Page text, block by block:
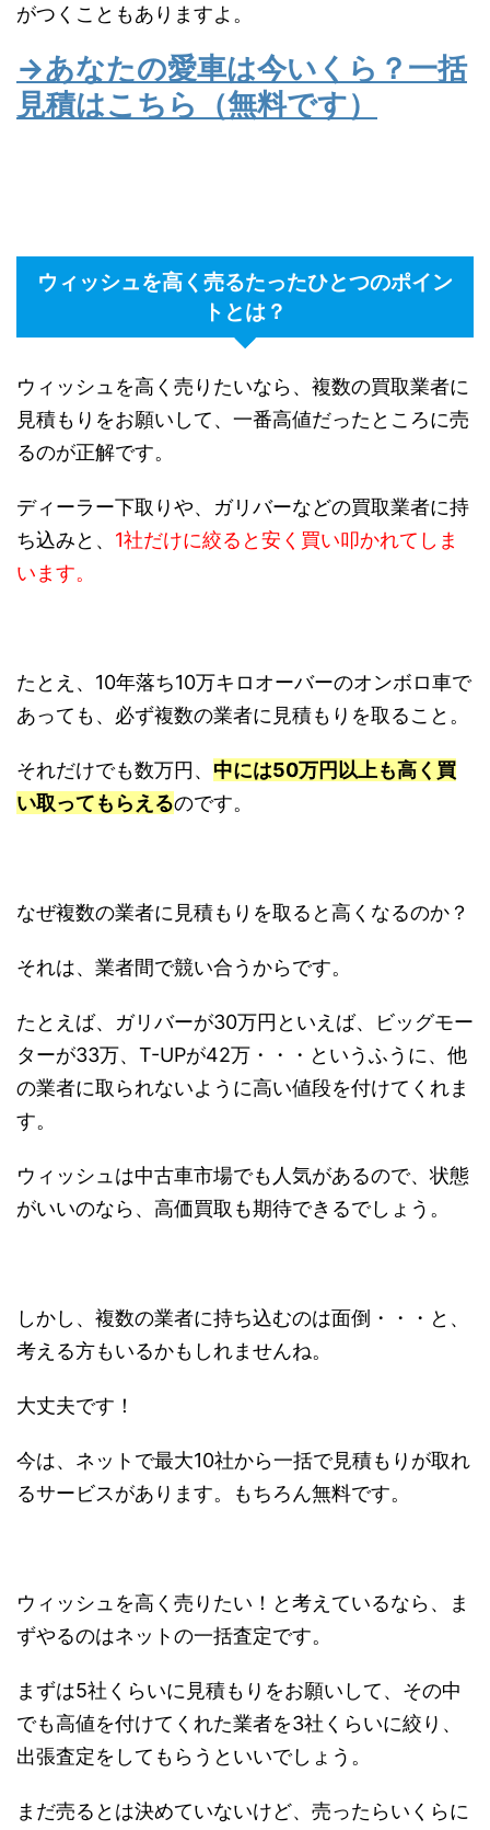
がつくこともありますよ。
→あなたの愛車は今いくら？一括
見積はこちら（無料です）
ウィッシュを高く売るたったひとつのポイン
トとは？
ウィッシュを高く売りたいなら、複数の買取業者に
見積もりをお願いして、一番高値だったところに売
るのが正解です。
ディーラー下取りや、ガリバーなどの買取業者に持
ち込みと、 1社だけに絞ると安く買い叩かれてしま
います。
たとえ、10年落ち10万キロオーバーのオンボロ車で
あっても、必ず複数の業者に見積もりを取ること。
それだけでも数万円、 中には50万円以上も高く買
い取ってもらえるのです。
なぜ複数の業者に見積もりを取ると高くなるのか？
それは、業者間で競い合うからです。
たとえば、ガリバーが30万円といえば、ビッグモー
ターが33万、T-UPが42万・・・というふうに、他
の業者に取られないように高い値段を付けてくれま
す。
ウィッシュは中古車市場でも人気があるので、状態
がいいのなら、高価買取も期待できるでしょう。
しかし、複数の業者に持ち込むのは面倒・・・と、
考える方もいるかもしれませんね。
大丈夫です！
今は、ネットで最大10社から一括で見積もりが取れ
るサービスがあります。もちろん無料です。
ウィッシュを高く売りたい！と考えているなら、ま
ずやるのはネットの一括査定です。
まずは5社くらいに見積もりをお願いして、その中
でも高値を付けてくれた業者を3社くらいに絞り、
出張査定をしてもらうといいでしょう。
まだ売るとは決めていないけど、売ったらいくらに